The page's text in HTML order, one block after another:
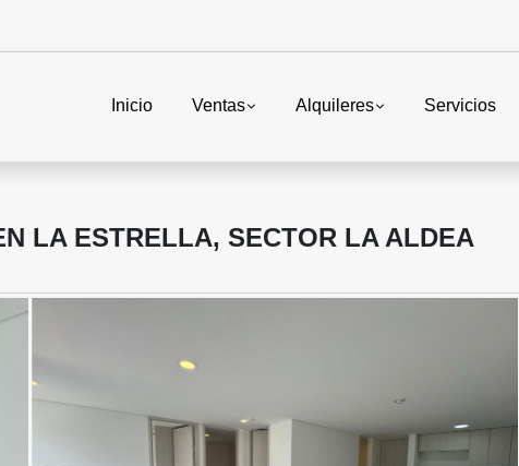
Inicio Ventas Alquileres Servicios
LA ESTRELLA, SECTOR LA ALDEA